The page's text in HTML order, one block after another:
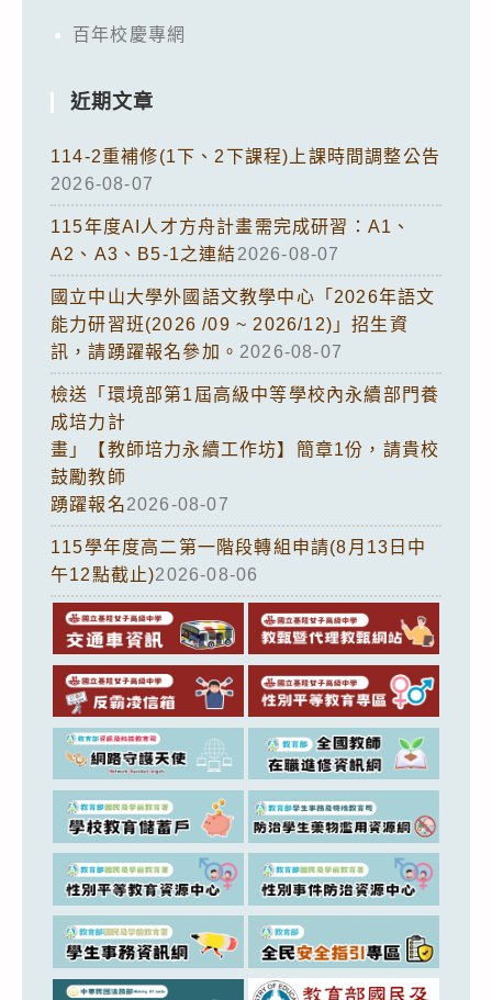
百年校慶專網
近期文章
114-2重補修(1下、2下課程)上課時間調整公告
2026-08-07
115年度AI人才方舟計畫需完成研習：A1、
A2、A3、B5-1之連結2026-08-07
國立中山大學外國語文教學中心「2026年語文
能力研習班(2026 /09 ~ 2026/12)」招生資
訊，請踴躍報名參加。 2026-08-07
檢送「環境部第1屆高級中等學校內永續部門養
成培力計
畫」【教師培力永續工作坊】簡章1份，請貴校
鼓勵教師
踴躍報名2026-08-07
115學年度高二第一階段轉組申請(8月13日中
午12點截止)2026-08-06